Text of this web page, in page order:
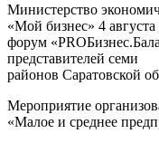
Министерство
«Мой бизнес» 4
форум
представителей семи
районов Саратовской
Мероприятие
«Малое и среднее